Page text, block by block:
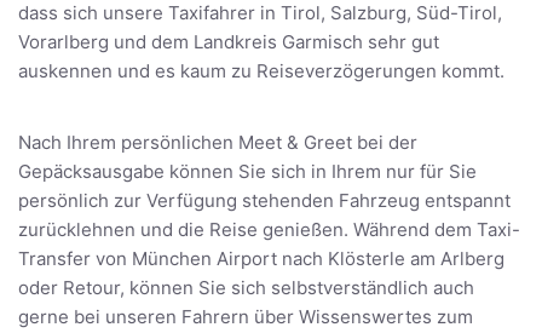
dass sich unsere Taxifahrer in Tirol, Salzburg, Süd-Tirol,
Vorarlberg und dem Landkreis Garmisch sehr gut
auskennen und es kaum zu Reiseverzögerungen kommt.
Nach Ihrem persönlichen Meet & Greet bei der
Gepäcksausgabe können Sie sich in Ihrem nur für Sie
persönlich zur Verfügung stehenden Fahrzeug entspannt
zurücklehnen und die Reise genießen. Während dem Taxi-
Transfer von München Airport nach Klösterle am Arlberg
oder Retour, können Sie sich selbstverständlich auch
gerne bei unseren Fahrern über Wissenswertes zum